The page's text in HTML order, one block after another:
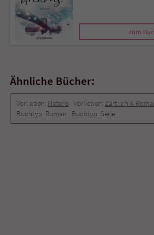
zum
Ähnliche Bücher:
Vorlieben: Hetero Vorlieben: Zärtlich &
Buchtyp: Roman Buchtyp: Serie